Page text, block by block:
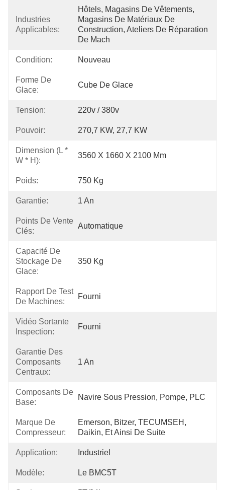
Industries
Applicables:
Hôtels, Magasins De Vêtements,
Magasins De Matériaux De
Construction, Ateliers De Réparation
De Mach
Condition: Nouveau
Forme De
Glace:
Cube De Glace
Tension: 220v / 380v
Pouvoir: 270,7 KW, 27,7 KW
Dimension (l *
W * H):
3560 X 1660 X 2100 Mm
Poids: 750 Kg
Garantie: 1 An
Points De Vente
Clés:
Automatique
Capacité De
Stockage De
Glace:
350 Kg
Rapport De Test
De Machines:
Fourni
Vidéo Sortante
Inspection:
Fourni
Garantie Des
Composants
Centraux:
1 An
Composants De
Base:
Navire Sous Pression, Pompe, PLC
Marque De
Compresseur:
Emerson, Bitzer, TECUMSEH,
Daikin, Et Ainsi De Suite
Application: Industriel
Modèle: Le BMC5T